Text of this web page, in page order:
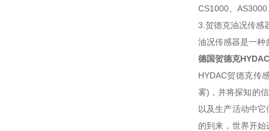
CS1000、
3.贺德克油况传感
油况传感器是一种
德国贺德克
HYDAC贺德克传
雾)，并将探知的
以及生产活动中
的到来，世界开